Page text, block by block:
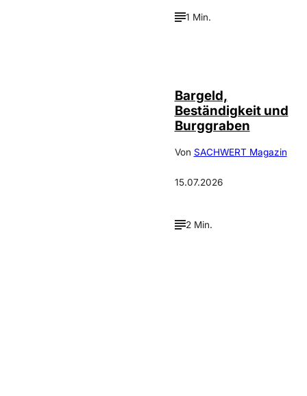
1 Min.
Bargeld,
Beständigkeit und
Burggraben
Von SACHWERT Magazin
15.07.2026
2 Min.